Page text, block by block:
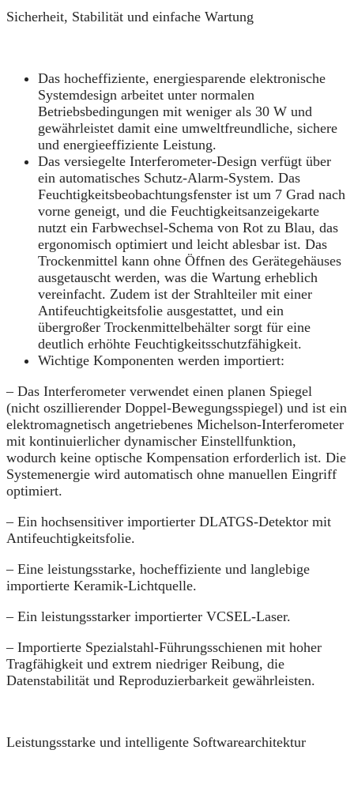
Sicherheit, Stabilität und einfache Wartung
Das hocheffiziente, energiesparende elektronische
Systemdesign arbeitet unter normalen
Betriebsbedingungen mit weniger als 30 W und
gewährleistet damit eine umweltfreundliche, sichere
und energieeffiziente Leistung.
Das versiegelte Interferometer-Design verfügt über
ein automatisches Schutz‑Alarm‑System. Das
Feuchtigkeitsbeobachtungsfenster ist um 7 Grad nach
vorne geneigt, und die Feuchtigkeitsanzeigekarte
nutzt ein Farbwechsel‑Schema von Rot zu Blau, das
ergonomisch optimiert und leicht ablesbar ist. Das
Trockenmittel kann ohne Öffnen des Gerätegehäuses
ausgetauscht werden, was die Wartung erheblich
vereinfacht. Zudem ist der Strahlteiler mit einer
Antifeuchtigkeitsfolie ausgestattet, und ein
übergroßer Trockenmittelbehälter sorgt für eine
deutlich erhöhte Feuchtigkeitsschutzfähigkeit.
Wichtige Komponenten werden importiert:
– Das Interferometer verwendet einen planen Spiegel
(nicht oszillierender Doppel‑Bewegungsspiegel) und ist ein
elektromagnetisch angetriebenes Michelson‑Interferometer
mit kontinuierlicher dynamischer Einstellfunktion,
wodurch keine optische Kompensation erforderlich ist. Die
Systemenergie wird automatisch ohne manuellen Eingriff
optimiert.
– Ein hochsensitiver importierter DLATGS-Detektor mit
Antifeuchtigkeitsfolie.
– Eine leistungsstarke, hocheffiziente und langlebige
importierte Keramik‑Lichtquelle.
– Ein leistungsstarker importierter VCSEL‑Laser.
– Importierte Spezialstahl‑Führungsschienen mit hoher
Tragfähigkeit und extrem niedriger Reibung, die
Datenstabilität und Reproduzierbarkeit gewährleisten.
Leistungsstarke und intelligente Softwarearchitektur